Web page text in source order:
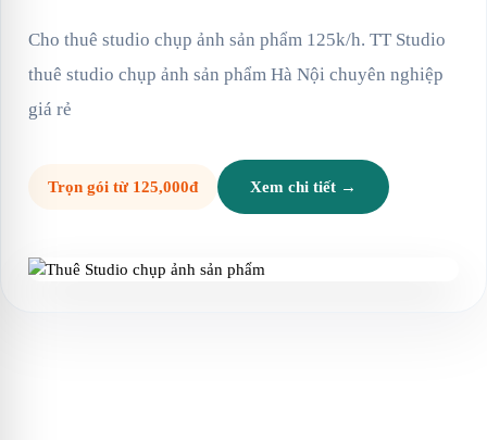
Cho thuê studio chụp ảnh sản phẩm 125k/h. TT Studio
thuê studio chụp ảnh sản phẩm Hà Nội chuyên nghiệp
giá rẻ
Trọn gói từ 125,000đ Xem chi tiết →